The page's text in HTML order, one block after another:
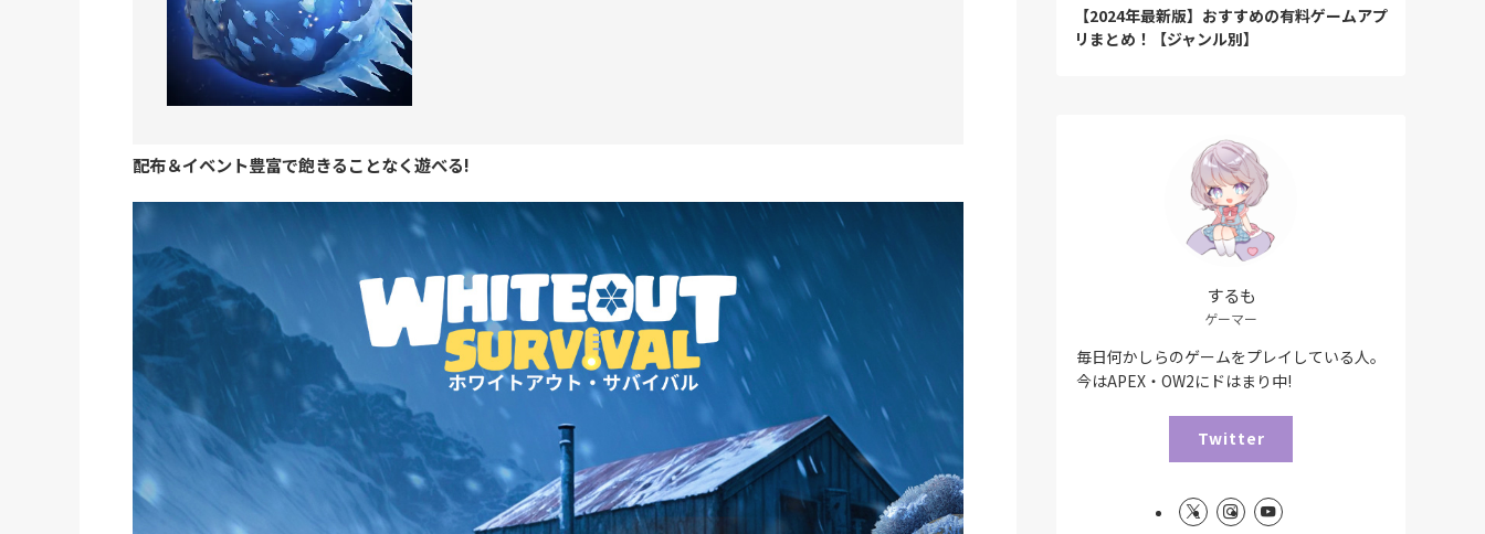
配布＆イベント豊富で飽きることなく遊べる!
【2024年最新版】おすすめの有料ゲームアプ
リまとめ！【ジャンル別】
するも
ゲーマー
毎日何かしらのゲームをプレイしている人。
今はAPEX・OW2にドはまり中!
Twitter